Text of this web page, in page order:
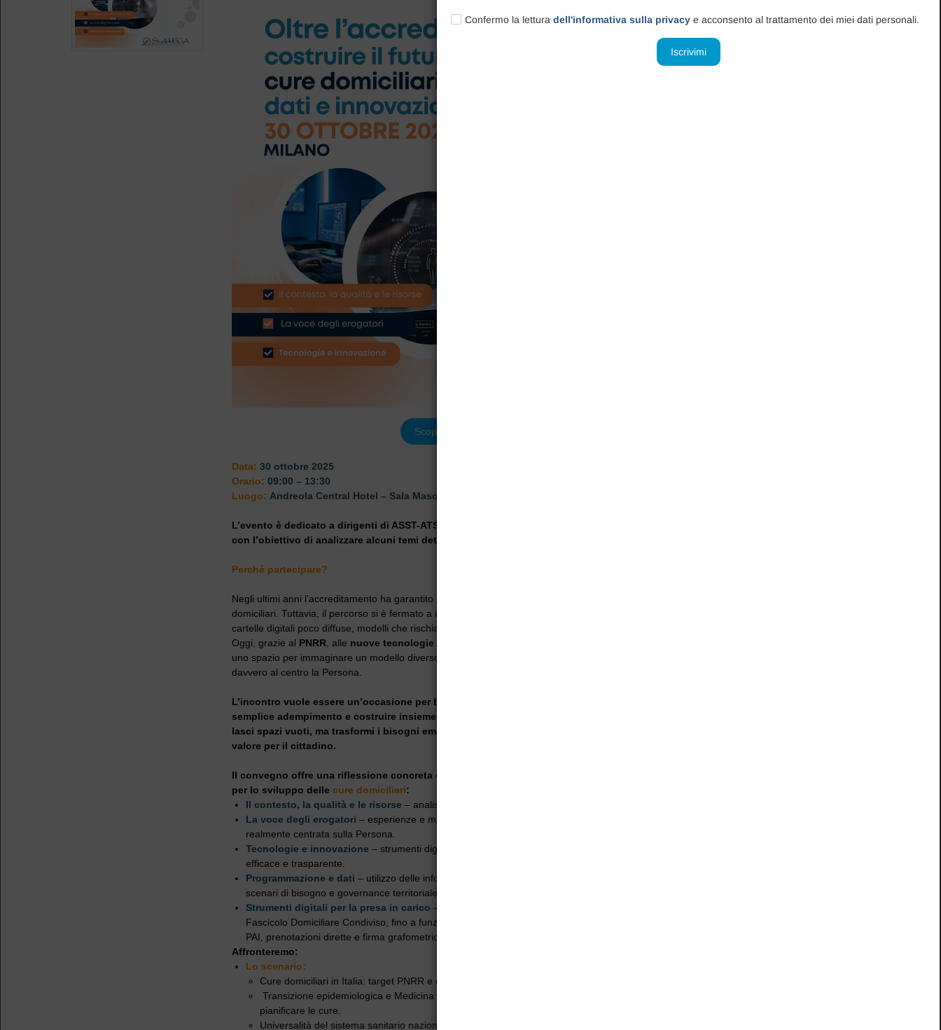
Confermo la lettura dell'informativa sulla privacy e acconsento al trattamento dei miei dati personali.
Scopri di più
Data: 30 ottobre 2025
Orario: 09:00 – 13:30
Luogo: Andreola Central Hotel – Sala Mascagni, Via Scarlatti 24, Milano
L’evento è dedicato a dirigenti di ASST-ATS e a Erogatori Accreditati di cure domiciliari,
con l’obiettivo di analizzare alcuni temi determinanti per il futuro del settore.
Perché partecipare?
Negli ultimi anni l’accreditamento ha garantito maggiore qualità e trasparenza nelle cure
domiciliari. Tuttavia, il percorso si è fermato a metà: valutazioni multidimensionali ancora rare,
cartelle digitali poco diffuse, modelli che rischiano di ridursi a mera assistenza infermieristica.
Oggi, grazie al PNRR , alle nuove tecnologie digitali
uno spazio per immaginare un modello diverso: efficiente, sostenibile e capace di mettere
davvero al centro la Persona.
L’incontro vuole essere un’occasione per buttare il cuore oltre l’ostacolo: superare il
semplice adempimento e costruire insieme un futuro delle cure domiciliari che non
lasci spazi vuoti, ma trasformi i bisogni emergenti in opportunità di innovazione e
valore per il cittadino.
Il convegno offre una riflessione concreta e orientata al futuro attorno a temi centrali
per lo sviluppo delle cure domiciliari:
Il contesto, la qualità e le risorse – analisi dei bisogni, sostenibilità e continuità delle cure.
La voce degli erogatori – esperienze e modelli organizzativi per una presa in carico
realmente centrata sulla Persona.
Tecnologie e innovazione – strumenti digitali e nuove piattaforme per un’assistenza più
efficace e trasparente.
Programmazione e dati – utilizzo delle informazioni di erogazione per analisi predittive,
scenari di bisogno e governance territoriale.
Strumenti digitali per la presa in carico – dalla Valutazione Multidimensionale interRAI al
Fascicolo Domiciliare Condiviso, fino a funzionalità evolute come gestione autonoma del
PAI, prenotazioni dirette e firma grafometrica a domicilio.
Affronteremo:
Lo scenario:
Cure domiciliari in Italia: target PNRR e concretezza territoriale.
Transizione epidemiologica e Medicina della complessità: misurare la fragilità e
pianificare le cure.
Universalità del sistema sanitario nazionale, continuità delle cure e ripensamento del